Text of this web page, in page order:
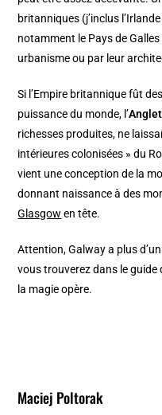
britanniques (j’inclus
notamment le Pays de
urbanisme ou par leur
Si l’Empire britannique fût
puissance du monde, l’
richesses produites, ne
intérieures colonisées » du
vient une conception de la
donnant naissance à des
Glasgow en tête.
Attention, Galway a plus
vous trouverez dans le guide
la magie opère.
Maciej Poltorak